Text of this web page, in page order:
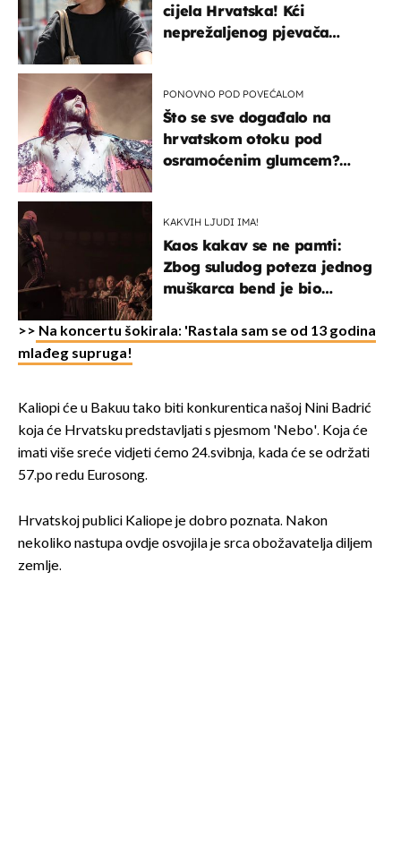
cijela Hrvatska! Kći
neprežaljenog pjevača
PONOVNO POD POVEĆALOM
Što se sve događalo na
hrvatskom otoku pod
osramoćenim glumcem?
KAKVIH LJUDI IMA!
Kaos kakav se ne pamti:
Zbog suludog poteza jednog
muškarca bend je bio
>> Na koncertu šokirala: 'Rastala sam se od 13 godina
mlađeg supruga!
Kaliopi će u Bakuu tako biti konkurentica našoj Nini Badrić
koja će Hrvatsku predstavljati s pjesmom 'Nebo'. Koja će
imati više sreće vidjeti ćemo 24.svibnja, kada će se održati
57.po redu Eurosong.
Hrvatskoj publici Kaliope je dobro poznata. Nakon
nekoliko nastupa ovdje osvojila je srca obožavatelja diljem
zemlje.